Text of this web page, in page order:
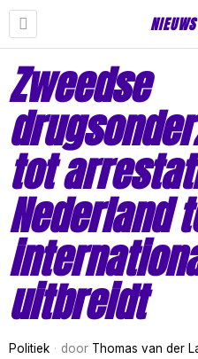
Zweedse
tot
Nederland
uitbreidt
Politiek door Thomas van der